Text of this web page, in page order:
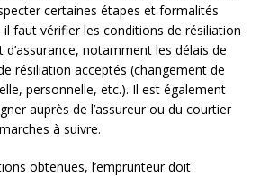
certaines étapes et formalités
il faut vérifier les conditions de résiliation
notamment les délais de
résiliation acceptés (changement de
personnelle, etc.). Il est également
auprès de l’assureur ou du courtier
à suivre.
obtenues, l’emprunteur doit